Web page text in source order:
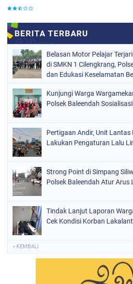
Belasan Motor Pelajar
di SMKN 1 Cilengkrang,
dan Edukasi Keselamatan
Kunjungi Warga
Polsek Baleendah
Pertigaan Andir, Unit Lantas
Lakukan Pengaturan Lalu
Strong Point di Simpang
Polsek Baleendah Atur Arus
Tindak Lanjut Laporan
Cek Kondisi Korban
« KEMBALI